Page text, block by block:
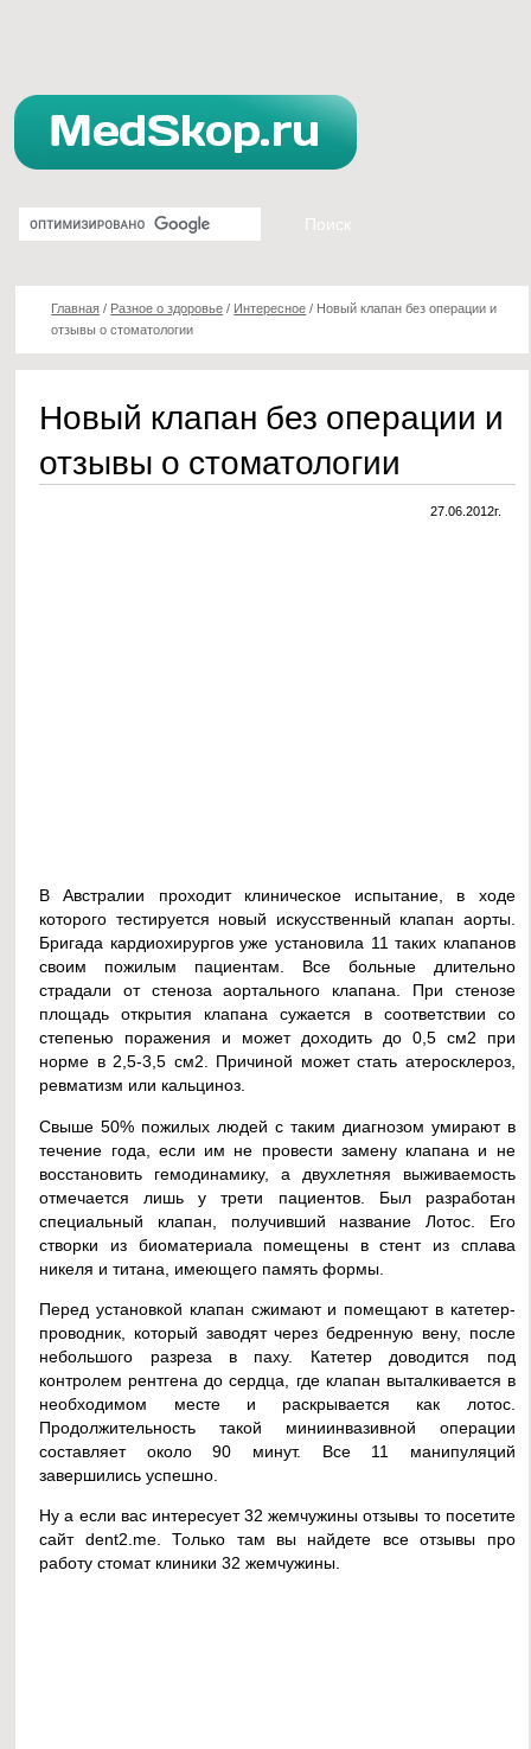
Главная / Разное о здоровье / Интересное / Новый клапан без операции и
отзывы о стоматологии
Новый клапан без операции и
отзывы о стоматологии
27.06.2012г.
В Австралии проходит клиническое испытание, в ходе
которого тестируется новый искусственный клапан аорты.
Бригада кардиохирургов уже установила 11 таких клапанов
своим пожилым пациентам. Все больные длительно
страдали от стеноза аортального клапана. При стенозе
площадь открытия клапана сужается в соответствии со
степенью поражения и может доходить до 0,5 см2 при
норме в 2,5-3,5 см2. Причиной может стать атеросклероз,
ревматизм или кальциноз.
Свыше 50% пожилых людей с таким диагнозом умирают в
течение года, если им не провести замену клапана и не
восстановить гемодинамику, а двухлетняя выживаемость
отмечается лишь у трети пациентов. Был разработан
специальный клапан, получивший название Лотос. Его
створки из биоматериала помещены в стент из сплава
никеля и титана, имеющего память формы.
Перед установкой клапан сжимают и помещают в катетер-
проводник, который заводят через бедренную вену, после
небольшого разреза в паху. Катетер доводится под
контролем рентгена до сердца, где клапан выталкивается в
необходимом месте и раскрывается как лотос.
Продолжительность такой миниинвазивной операции
составляет около 90 минут. Все 11 манипуляций
завершились успешно.
Ну а если вас интересует 32 жемчужины отзывы то посетите
сайт dent2.me. Только там вы найдете все отзывы про
работу стомат клиники 32 жемчужины.